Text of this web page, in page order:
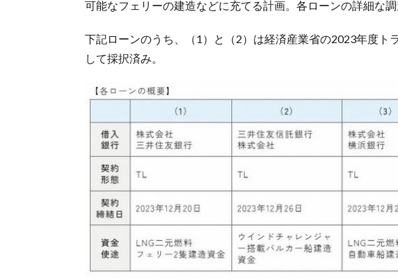
可能なフェリーの建造などに充てる計画。各ローンの詳細な調
下記ローンのうち、（1）と（2）は経済産業省の2023年度ト
して採択済み。